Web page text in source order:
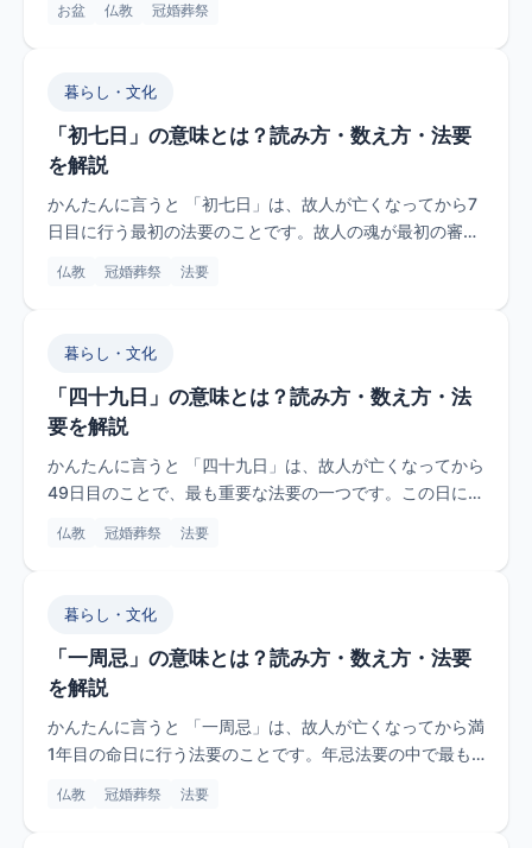
お盆 仏教 冠婚葬祭
暮らし・文化
「初七日」の意味とは？読み方・数え方・法要
を解説
かんたんに言うと 「初七日」は、故人が亡くなってから7
日目に行う最初の法要のことです。故人の魂が最初の審判
仏教 冠婚葬祭 法要
暮らし・文化
「四十九日」の意味とは？読み方・数え方・法
要を解説
かんたんに言うと 「四十九日」は、故人が亡くなってから
49日目のことで、最も重要な法要の一つです。この日に故
仏教 冠婚葬祭 法要
暮らし・文化
「一周忌」の意味とは？読み方・数え方・法要
を解説
かんたんに言うと 「一周忌」は、故人が亡くなってから満
1年目の命日に行う法要のことです。年忌法要の中で最も
仏教 冠婚葬祭 法要